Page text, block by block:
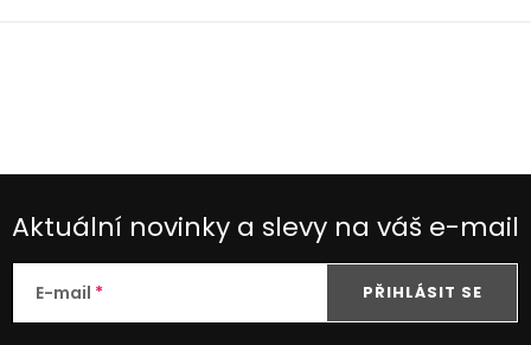
Aktuální novinky a slevy na váš e-mail
E-mail PŘIHLÁSIT SE